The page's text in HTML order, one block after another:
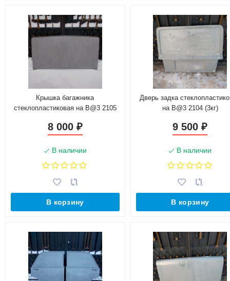
Крышка багажника
стеклопластиковая на B@3 2105
8 000 ₽
В наличии
В корзину
Дверь задка
на B@3 2104 (3кг)
9 500₽
В наличии
В корзину